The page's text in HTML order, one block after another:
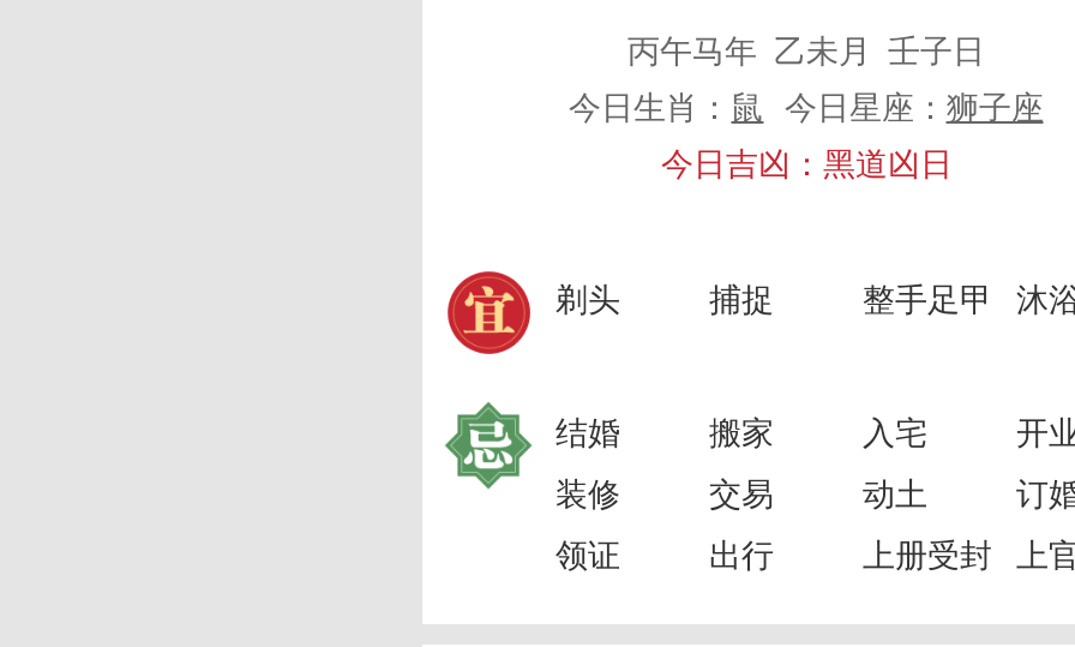
丙午马年 乙未月 壬子日
今日生肖： 鼠 今日星座： 狮子座
今日吉凶：黑道凶日
剃头 捕捉 整手足甲 沐
结婚 搬家 入宅
开
装修
交易 动土
订
领证
出行 上册受封 上